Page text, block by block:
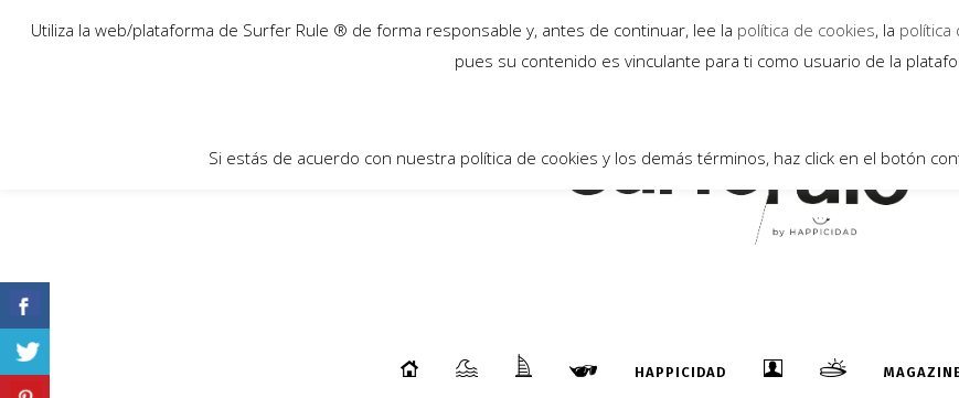
HAPPICIDAD
12
Utiliza la web/plataforma de Surfer Rule ® de forma responsable y, antes de continuar, lee la política de cookies, la política
pues su contenido es vinculante para ti como usuario de la
Si estás de acuerdo con nuestra política de cookies y los demás términos, haz click en el botón